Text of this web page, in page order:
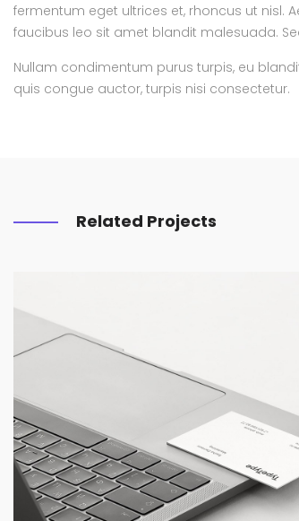
fermentum eget ultrices et, rhoncus ut nisl.
faucibus leo sit amet blandit malesuada.
Nullam condimentum purus turpis, eu
quis congue auctor, turpis nisi consectetur.
Related Projects